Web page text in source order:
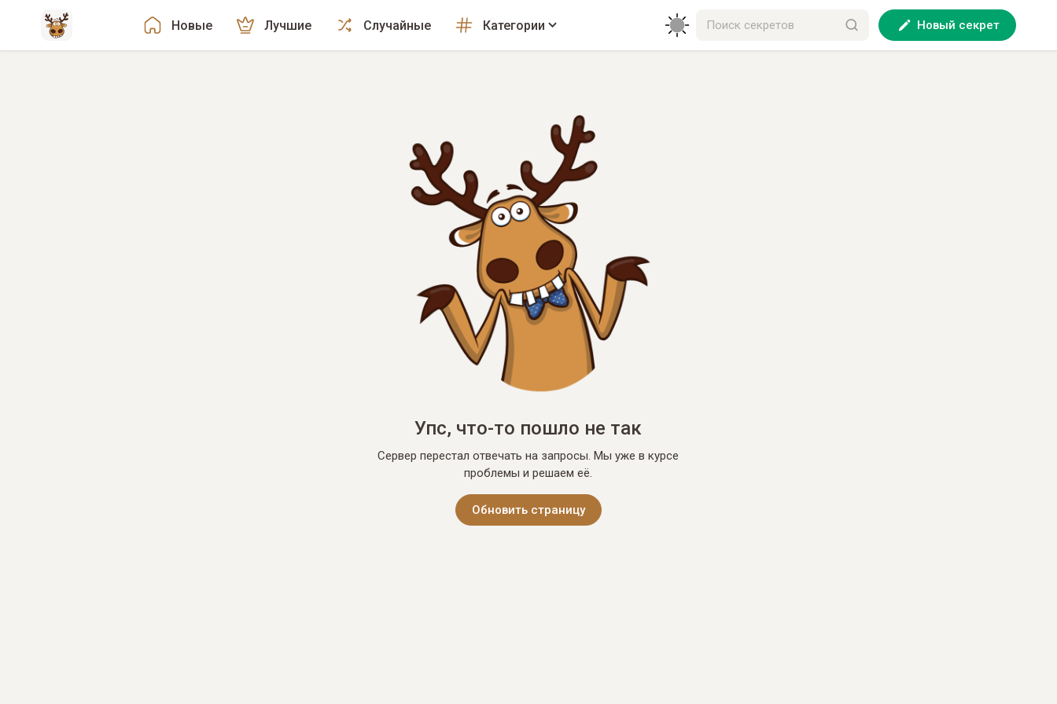
Новые Лучшие Случайные Категории Новый секрет
Упс, что-то пошло не так
Сервер перестал отвечать на запросы. Мы уже в курсе
проблемы и решаем её.
Обновить страницу